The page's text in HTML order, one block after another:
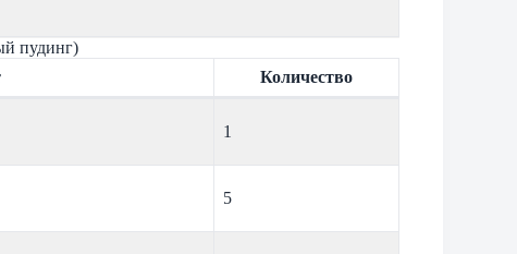
пудинг)
Количество
1
5